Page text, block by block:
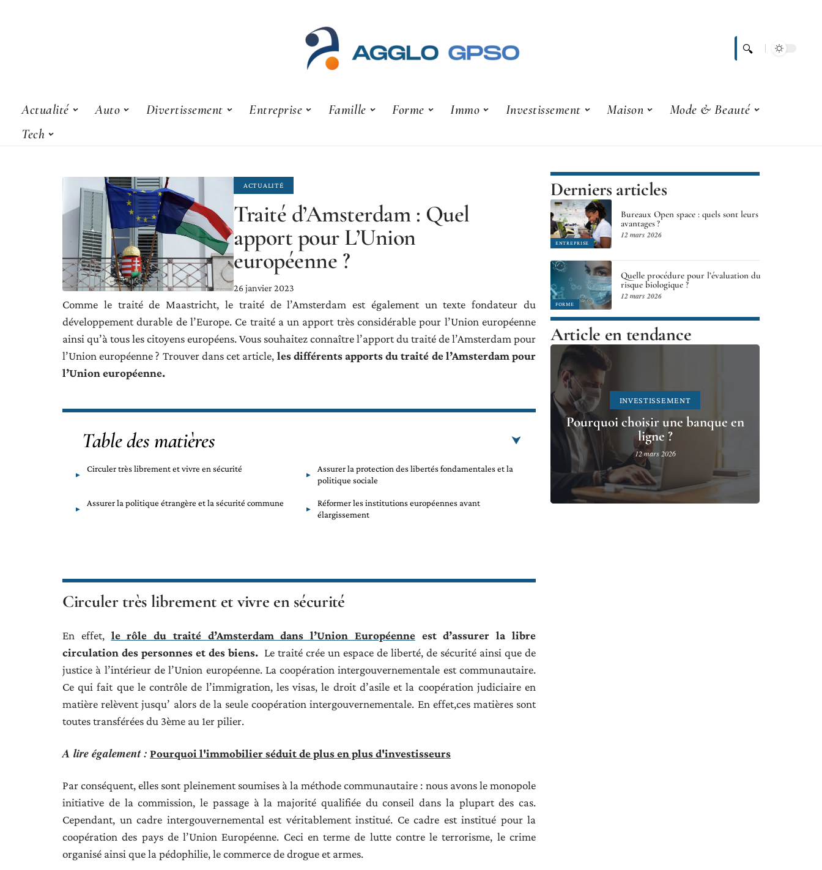
Actualité Auto Divertissement Entreprise Famille Forme Immo Investissement Maison
Mode & Beauté
Tech
ACTUALITÉ
Traité d’Amsterdam : Quel
apport pour L’Union
européenne ?
26 janvier 2023
Comme le traité de Maastricht, le traité de l’Amsterdam est également un texte fondateur du
développement durable de l’Europe. Ce traité a un apport très considérable pour l’Union européenne
ainsi qu’à tous les citoyens européens. Vous souhaitez connaître l’apport du traité de l’Amsterdam pour
l’Union européenne ? Trouver dans cet article, les différents apports du traité de l’Amsterdam pour
l’Union européenne.
Table des matières
Circuler très librement et vivre en sécurité
Assurer la protection des libertés fondamentales et la
politique sociale
Assurer la politique étrangère et la sécurité commune
Réformer les institutions européennes avant
élargissement
Circuler très librement et vivre en sécurité
En effet, le rôle du traité d’Amsterdam dans l’Union Européenne est d’assurer la libre
circulation des personnes et des biens. Le traité crée un espace de liberté, de sécurité ainsi que de
justice à l’intérieur de l’Union européenne. La coopération intergouvernementale est communautaire.
Ce qui fait que le contrôle de l’immigration, les visas, le droit d’asile et la coopération judiciaire en
matière relèvent jusqu’ alors de la seule coopération intergouvernementale. En effet,ces matières sont
toutes transférées du 3ème au 1er pilier.
A lire également : Pourquoi l'immobilier séduit de plus en plus d'investisseurs
Par conséquent, elles sont pleinement soumises à la méthode communautaire : nous avons le monopole
initiative de la commission, le passage à la majorité qualifiée du conseil dans la plupart des cas.
Cependant, un cadre intergouvernemental est véritablement institué. Ce cadre est institué pour la
coopération des pays de l’Union Européenne. Ceci en terme de lutte contre le terrorisme, le crime
organisé ainsi que la pédophilie, le commerce de drogue et armes.
Derniers articles
ENTREPRISE
Bureaux Open space : quels sont leurs
avantages ?
12 mars 2026
FORME
Quelle procédure pour l’évaluation du
risque biologique ?
12 mars 2026
Article en tendance
INVESTISSEMENT
Pourquoi choisir une banque en
ligne ?
12 mars 2026